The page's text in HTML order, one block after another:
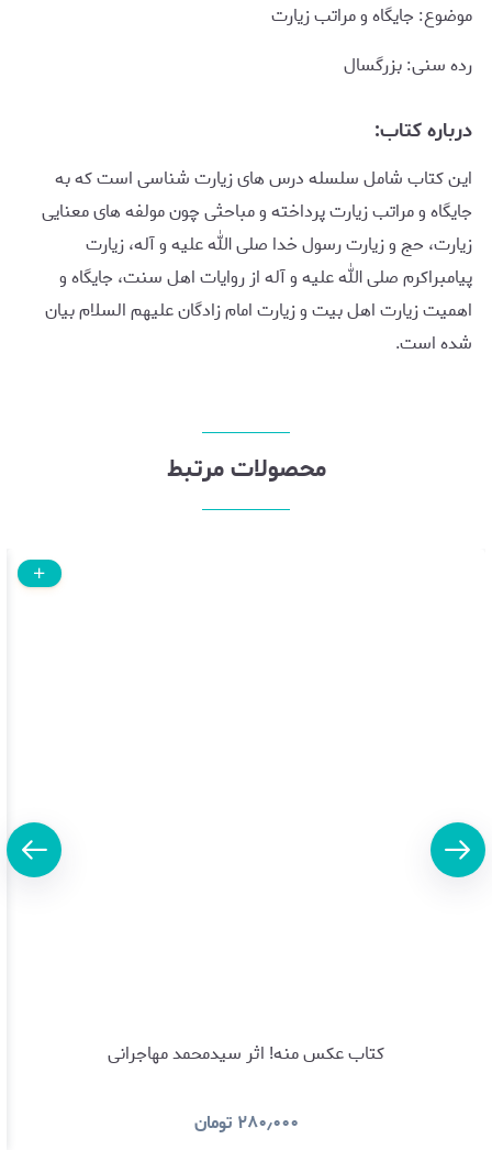
موضوع: جایگاه و مراتب زیارت
رده سنی: بزرگسال
درباره کتاب:
این کتاب شامل سلسله درس های زیارت شناسی است که به
جایگاه و مراتب زیارت پرداخته و مباحثی چون مولفه های معنایی
زیارت، حج و زیارت رسول خدا صلی الله علیه و آله، زیارت
پیامبراکرم صلی الله علیه و آله از روایات اهل سنت، جایگاه و
اهمیت زیارت اهل بیت و زیارت امام زادگان علیهم السلام بیان
شده است.
محصولات مرتبط
کتاب عکس منه! اثر سیدمحمد مهاجرانی
۲۸۰٫۰۰۰ تومان